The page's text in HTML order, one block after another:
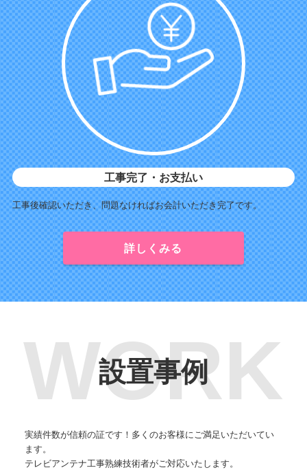
工事完了・お支払い
工事後確認いただき、問題なければお会計いただき完了です。
詳しくみる
設置事例
実績件数が信頼の証です！多くのお客様にご満足いただいてい
ます。
テレビアンテナ工事熟練技術者がご対応いたします。